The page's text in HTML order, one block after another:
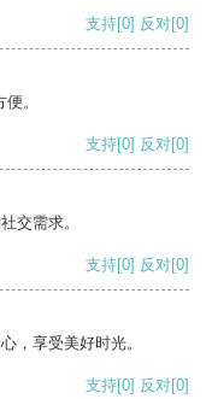
支持[0] 反对[0]
。
支持[0] 反对[0]
交需求。
支持[0] 反对[0]
，享受美好时光。
支持[0] 反对[0]